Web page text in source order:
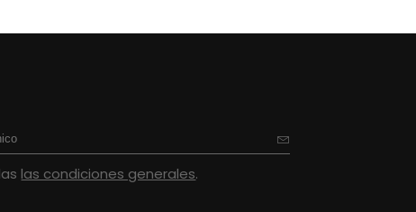
las condiciones generales.